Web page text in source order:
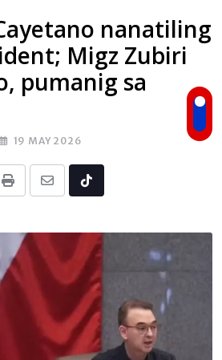
nanatiling
Migz Zubiri
pumanig sa
19 MAY 2026
Print
Share
Email
Tiktok